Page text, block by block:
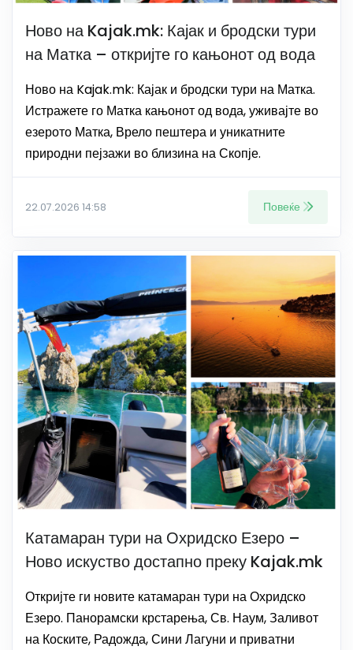
Ново на Kajak.mk: Кајак и бродски тури
на Матка – откријте го кањонот од вода
Ново на Kajak.mk: Кајак и бродски тури на Матка.
Истражете го Матка кањонот од вода, уживајте во
езерото Матка, Врело пештера и уникатните
природни пејзажи во близина на Скопје.
22.07.2026 14:58 Повеќе
Катамаран тури на Охридско Езеро –
Ново искуство достапно преку Kajak.mk
Откријте ги новите катамаран тури на Охридско
Езеро. Панорамски крстарења, Св. Наум, Заливот
на Коските, Радожда, Сини Лагуни и приватни